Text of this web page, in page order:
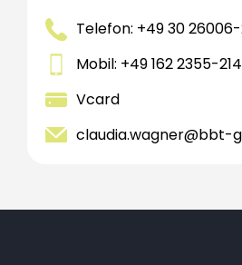
Telefon: +49 30 26006-
Mobil: +49 162 2355-214
Vcard
claudia.wagner@bbt-